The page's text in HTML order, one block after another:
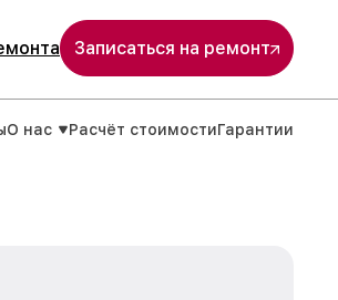
Записаться на ремонт
О нас Расчёт стоимостиГарантии